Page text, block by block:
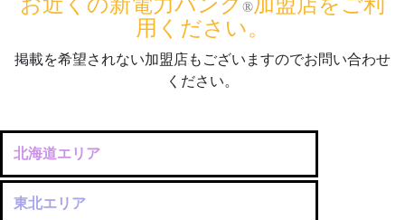
お近くの新電力バンク ®加盟店をご利
用ください。
掲載を希望されない加盟店もございますのでお問い合わせ
ください。
北海道エリア
東北エリア